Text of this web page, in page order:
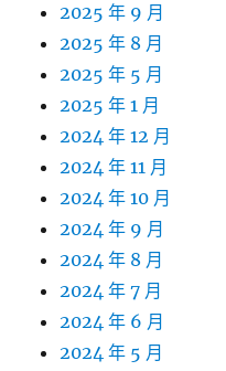
2025 年 9 月
2025 年 8 月
2025 年 5 月
2025 年 1 月
2024 年 12 月
2024 年 11 月
2024 年 10 月
2024 年 9 月
2024 年 8 月
2024 年 7 月
2024 年 6 月
2024 年 5 月